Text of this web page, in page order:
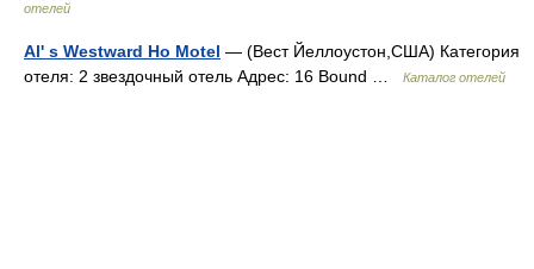
отелей
Al' s Westward Ho Motel — (Вест Йеллоустон,США) Категория
отеля: 2 звездочный отель Адрес: 16 Bound …
Каталог отелей